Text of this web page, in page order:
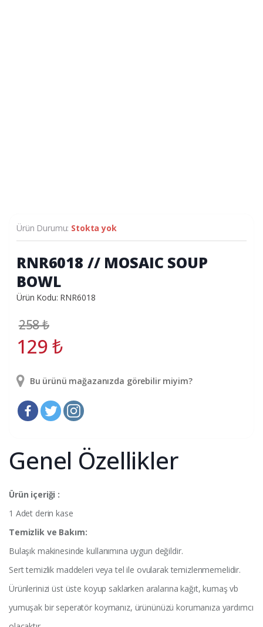
Ürün Durumu: Stokta yok
RNR6018 // MOSAIC SOUP
BOWL
Ürün Kodu: RNR6018
258₺
129₺
Bu ürünü mağazanızda görebilir miyim?
Genel Özellikler
Ürün içeriği :
1 Adet derin kase
Temizlik ve Bakım:
Bulaşık makinesinde kullanımına uygun değildir.
Sert temizlik maddeleri veya tel ile ovularak temizlenmemelidir.
Ürünlerinizi üst üste koyup saklarken aralarına kağıt, kumaş vb
yumuşak bir seperatör koymanız, ürününüzü korumanıza yardımcı